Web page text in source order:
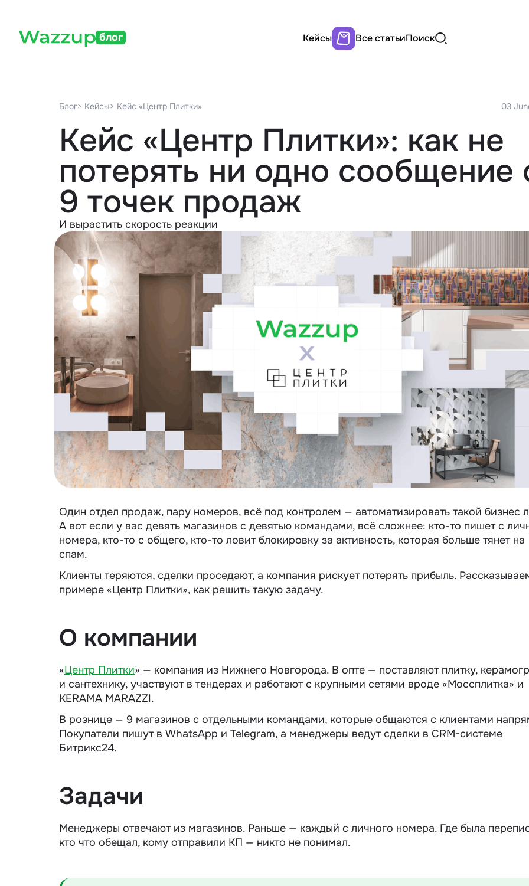
блог Кейсы Все статьиПоиск
Блог> Кейсы> Кейс «Центр Плитки» 03
Кейс «Центр Плитки»: как не
потерять ни одно сообщение
9 точек продаж
И вырастить скорость реакции
Один отдел продаж, пару номеров, всё под контролем — автоматизировать такой бизнес
А вот если у вас девять магазинов с девятью командами, всё сложнее: кто-то пишет с
номера, кто-то с общего, кто-то ловит блокировку за активность, которая больше тянет на
спам.
Клиенты теряются, сделки проседают, а компания рискует потерять прибыль.
примере «Центр Плитки», как решить такую задачу.
О компании
«Центр Плитки» — компания из Нижнего Новгорода. В опте — поставляют плитку,
и сантехнику, участвуют в тендерах и работают с крупными сетями вроде «Моссплитка» и
KERAMA MARAZZI.
В рознице — 9 магазинов с отдельными командами, которые общаются с клиентами
Покупатели пишут в WhatsApp и Telegram, а менеджеры ведут сделки в CRM-системе
Битрикс24.
Задачи
Менеджеры отвечают из магазинов. Раньше — каждый с личного номера. Где была
кто что обещал, кому отправили КП — никто не понимал.